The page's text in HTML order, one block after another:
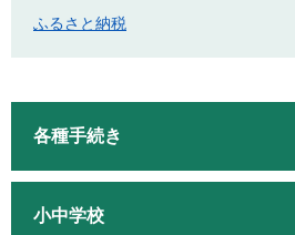
ふるさと納税
各種手続き
小中学校